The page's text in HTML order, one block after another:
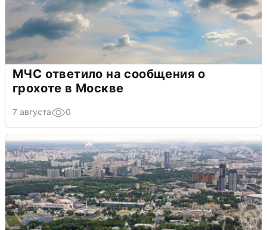
МЧС ответило на сообщения о
грохоте в Москве
7 августа 0